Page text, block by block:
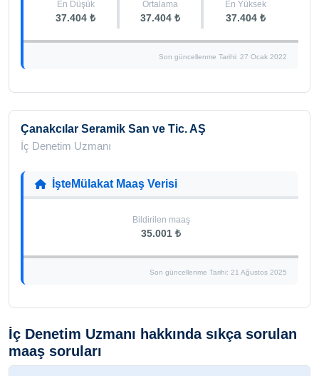
En Düşük
37.404 ₺
Ortalama
37.404 ₺
En Yüksek
37.404 ₺
Son güncellenme Tarihi: 27 Ocak 2022
Çanakcılar Seramik San ve Tic. AŞ
İç Denetim Uzmanı
İşteMülakat Maaş Verisi
Bildirilen maaş
35.001 ₺
Son güncellenme Tarihi: 21 Ağustos 2025
İç Denetim Uzmanı hakkında sıkça sorulan
maaş soruları